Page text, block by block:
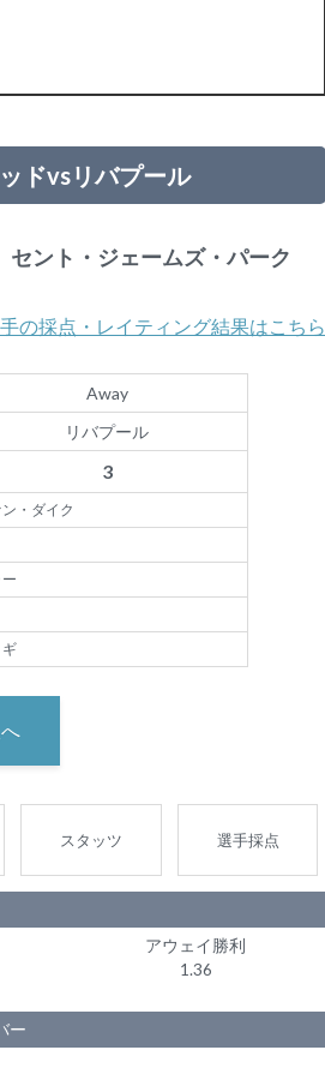
ドvsリバプール
ント・ジェームズ・パーク
の採点・レイティング結果はこちら
Away
リバプール
3
・ダイク
スタッツ 選手採点
アウェイ勝利
1.36
ー